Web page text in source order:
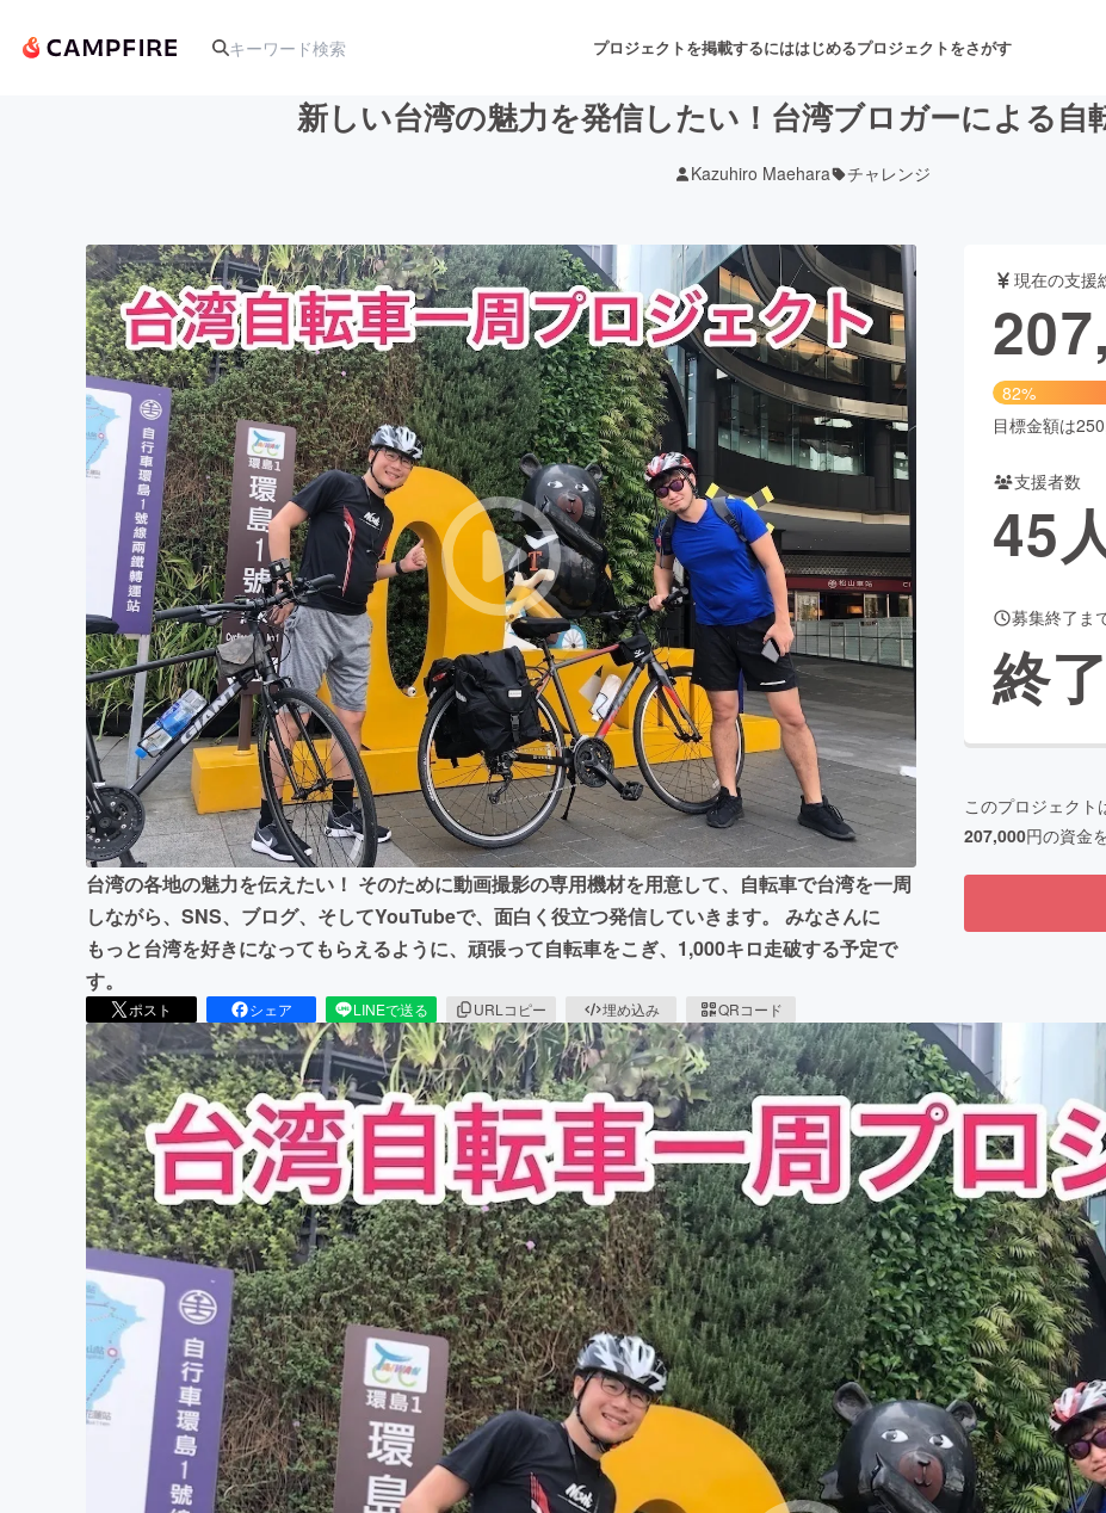
プロジェクトを掲載するにははじめるプロジェクトをさがす
アート・写真 音楽 舞台・パフォーマンス
テクノロジー・ガジェット ゲーム・サービス開発 フード・飲食店
映像・映画 書籍・雑誌出版 アニメ・漫画
ビジネス・起業 チャレンジ ビューティー・ヘルスケア
まちづくり・地域活性化
CAMPFIRE for Social GoodCAMPFIRE Creation
CAMPFIREふるさと納税machi-yaコミュニティ
新しい台湾の魅力を発信したい！台湾ブロガーによる自
Kazuhiro Maehara チャレンジ
台湾の各地の魅力を伝えたい！ そのために動画撮影の専用機材を用意して、自転車で台湾を一周
しながら、SNS、ブログ、そしてYouTubeで、面白く役立つ発信していきます。 みなさんに
もっと台湾を好きになってもらえるように、頑張って自転車をこぎ、1,000キロ走破する予定で
す。
ポスト シェア LINEで送る URLコピー 埋め込み QRコード
現在の支援
82%
目標金額は
支援者数
45
募集終了ま
終了
このプロジェクト
207,000円の資金